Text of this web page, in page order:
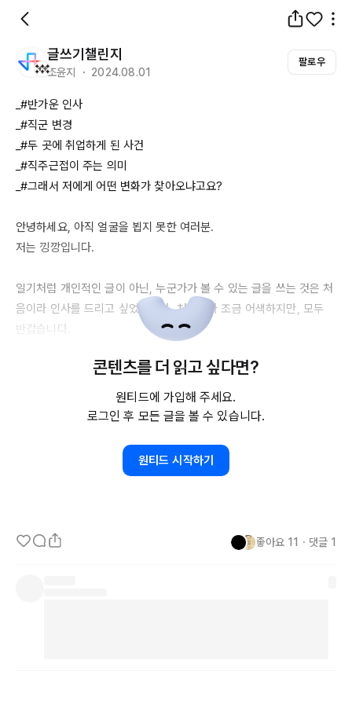
글쓰기챌린지
조윤지 ・ 2024.08.01
팔로우
_#반가운 인사
_#직군 변경
_#두 곳에 취업하게 된 사건
_#직주근접이 주는 의미
_#그래서 저에게 어떤 변화가 찾아오냐고요?
안녕하세요, 아직 얼굴을 뵙지 못한 여러분.
저는 낑깡입니다.
일기처럼 개인적인 글이 아닌, 누군가가 볼 수 있는 글을 쓰는 것은 처
음이라 인사를 드리고 싶었습니다. 처음이라 조금 어색하지만, 모두
반갑습니다.
동안 저는 시니어로서 직종을 변경하고, 두 곳에 취업하
며, 이사와 결혼 준비를 동시에 진행했습니다. 이 경험들을 통해 요즘
정답이 없는 세상에서 저의 이야기가 여러분에게 래퍼런스가 될 수 있
콘텐츠를 더 읽고 싶다면?
원티드에 가입해 주세요.
로그인 후 모든 글을 볼 수 있습니다.
원티드 시작하기
좋아요 11 ・ 댓글 1